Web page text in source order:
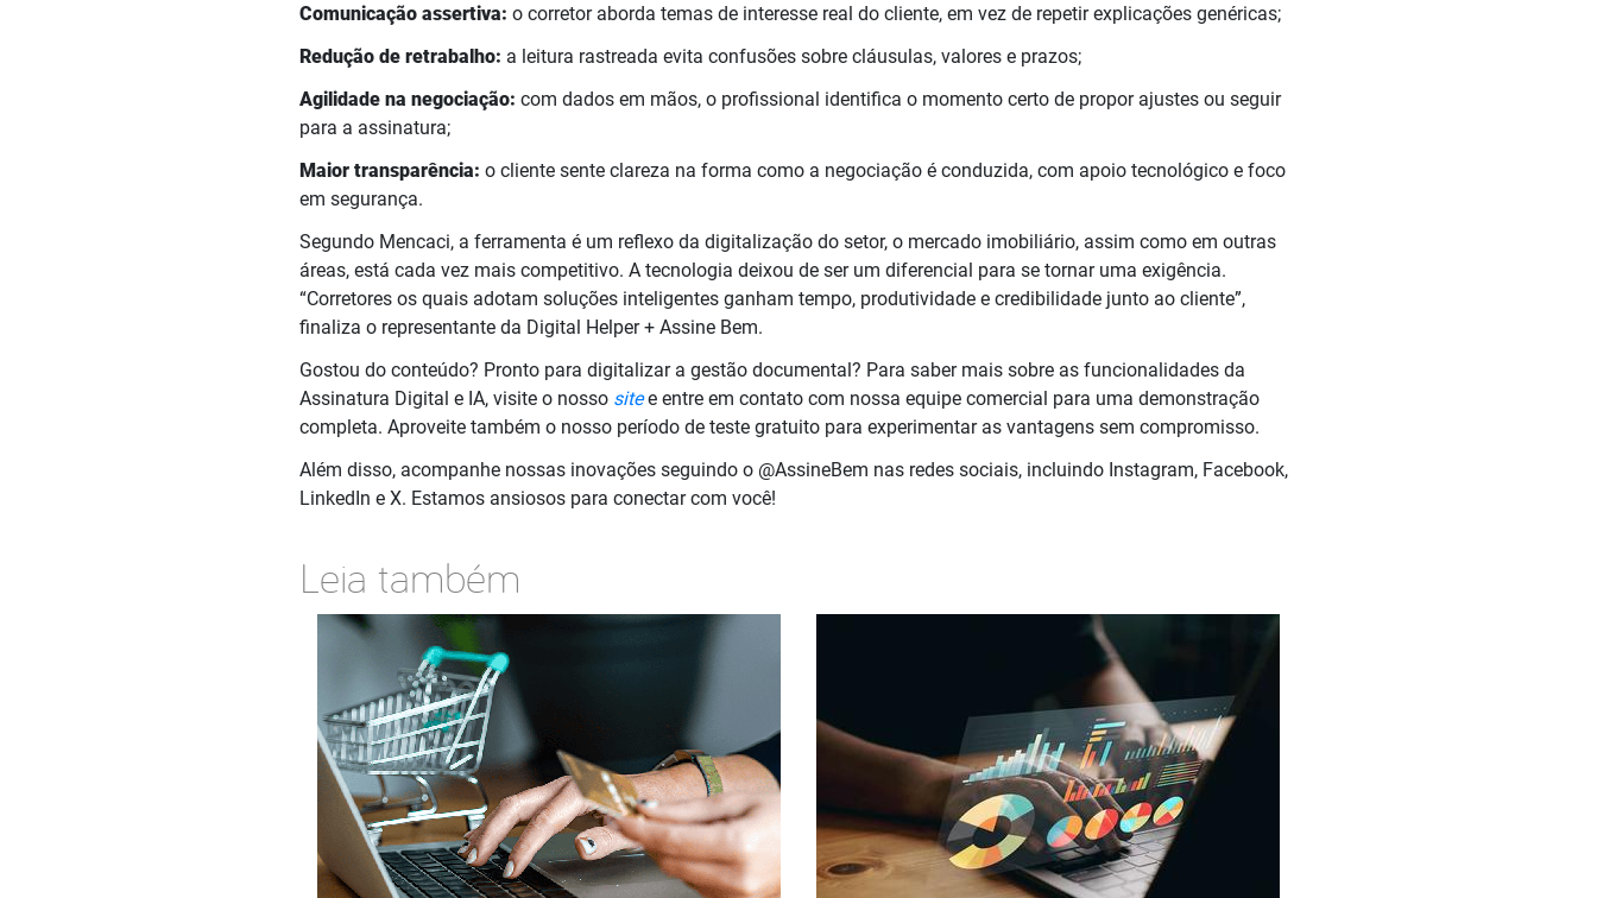
Comunicação assertiva: o corretor aborda temas de interesse real do cliente, em vez de repetir explicações genéricas;
Redução de retrabalho: a leitura rastreada evita confusões sobre cláusulas, valores e prazos;
Agilidade na negociação: com dados em mãos, o profissional identifica o momento certo de propor ajustes ou seguir
para a assinatura;
Maior transparência: o cliente sente clareza na forma como a negociação é conduzida, com apoio tecnológico e foco
em segurança.
Segundo Mencaci, a ferramenta é um reflexo da digitalização do setor, o mercado imobiliário, assim como em outras
áreas, está cada vez mais competitivo. A tecnologia deixou de ser um diferencial para se tornar uma exigência.
“Corretores os quais adotam soluções inteligentes ganham tempo, produtividade e credibilidade junto ao cliente”,
finaliza o representante da Digital Helper + Assine Bem.
Gostou do conteúdo? Pronto para digitalizar a gestão documental? Para saber mais sobre as funcionalidades da
Assinatura Digital e IA, visite o nosso sitee entre em contato com nossa equipe comercial para uma demonstração
completa. Aproveite também o nosso período de teste gratuito para experimentar as vantagens sem compromisso.
Além disso, acompanhe nossas inovações seguindo o @AssineBem nas redes sociais, incluindo Instagram, Facebook,
LinkedIn e X. Estamos ansiosos para conectar com você!
Leia também